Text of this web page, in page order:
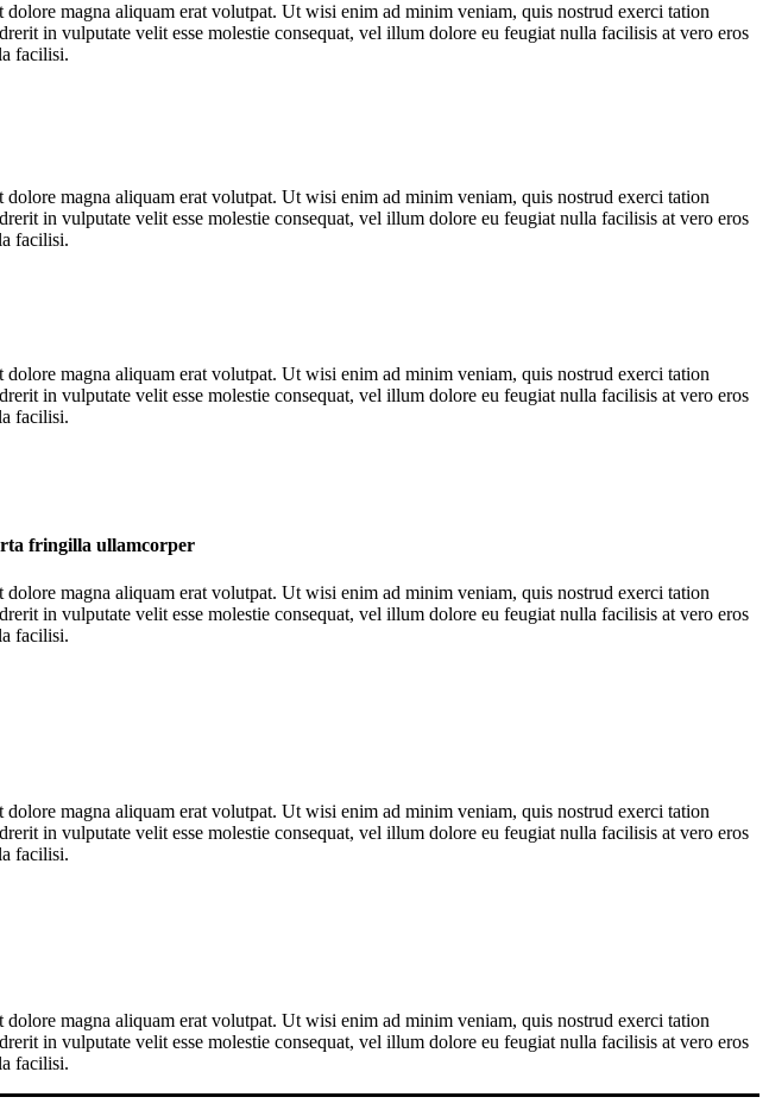
magna aliquam erat volutpat. Ut wisi enim ad minim veniam, quis nostrud exerci tation
in vulputate velit esse molestie consequat, vel illum dolore eu feugiat nulla facilisis at vero eros
facilisi.
magna aliquam erat volutpat. Ut wisi enim ad minim veniam, quis nostrud exerci tation
in vulputate velit esse molestie consequat, vel illum dolore eu feugiat nulla facilisis at vero eros
facilisi.
magna aliquam erat volutpat. Ut wisi enim ad minim veniam, quis nostrud exerci tation
in vulputate velit esse molestie consequat, vel illum dolore eu feugiat nulla facilisis at vero eros
facilisi.
fringilla ullamcorper
magna aliquam erat volutpat. Ut wisi enim ad minim veniam, quis nostrud exerci tation
in vulputate velit esse molestie consequat, vel illum dolore eu feugiat nulla facilisis at vero eros
facilisi.
magna aliquam erat volutpat. Ut wisi enim ad minim veniam, quis nostrud exerci tation
in vulputate velit esse molestie consequat, vel illum dolore eu feugiat nulla facilisis at vero eros
facilisi.
magna aliquam erat volutpat. Ut wisi enim ad minim veniam, quis nostrud exerci tation
in vulputate velit esse molestie consequat, vel illum dolore eu feugiat nulla facilisis at vero eros
facilisi.